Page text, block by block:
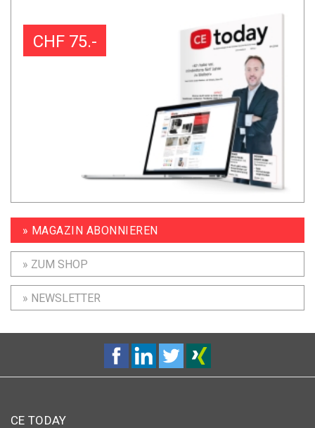
CHF 75.-
» MAGAZIN ABONNIEREN
» ZUM SHOP
» NEWSLETTER
CE TODAY